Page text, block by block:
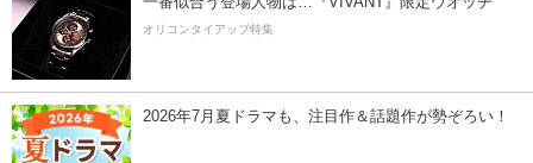
オリコンタイアップ特集
2026年7月夏ドラマも、注目作＆話題作が勢ぞろい！